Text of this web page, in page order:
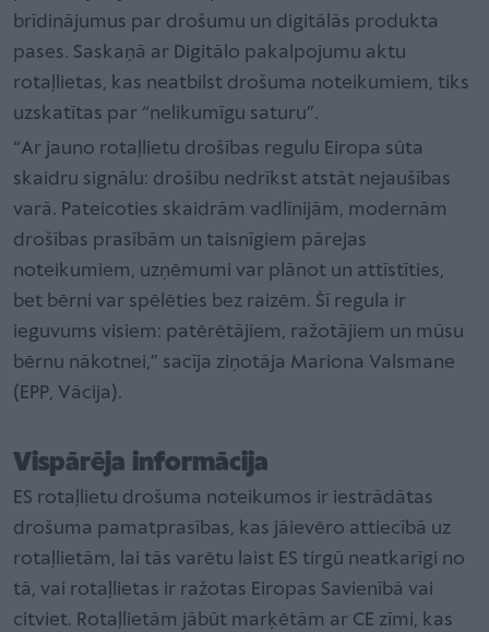
brīdinājumus par drošumu un digitālās produkta
pases. Saskaņā ar Digitālo pakalpojumu aktu
rotaļlietas, kas neatbilst drošuma noteikumiem, tiks
uzskatītas par “nelikumīgu saturu”.
“Ar jauno rotaļlietu drošības regulu Eiropa sūta
skaidru signālu: drošību nedrīkst atstāt nejaušības
varā. Pateicoties skaidrām vadlīnijām, modernām
drošības prasībām un taisnīgiem pārejas
noteikumiem, uzņēmumi var plānot un attīstīties,
bet bērni var spēlēties bez raizēm. Šī regula ir
ieguvums visiem: patērētājiem, ražotājiem un mūsu
bērnu nākotnei,” sacīja ziņotāja Mariona Valsmane
(EPP, Vācija).
Vispārēja informācija
ES rotaļlietu drošuma noteikumos ir iestrādātas
drošuma pamatprasības, kas jāievēro attiecībā uz
rotaļlietām, lai tās varētu laist ES tirgū neatkarīgi no
tā, vai rotaļlietas ir ražotas Eiropas Savienībā vai
citviet. Rotaļlietām jābūt marķētām ar CE zīmi, kas